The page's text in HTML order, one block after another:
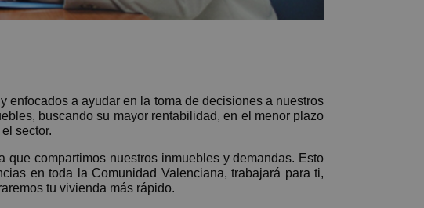
a ayudar en la toma de decisiones a nuestros
buscando su mayor rentabilidad, en el menor plazo
sector.
compartimos nuestros inmuebles y demandas. Esto
en toda la Comunidad Valenciana, trabajará para ti,
tu vivienda más rápido.